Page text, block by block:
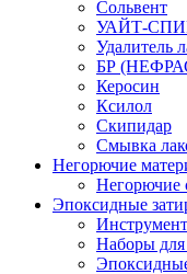
Сольвент
УАЙТ-
Удалитель
БР
Керосин
Ксилол
Скипидар
Смывка
Негорючие
Негорючие
Эпоксидные
Наборы